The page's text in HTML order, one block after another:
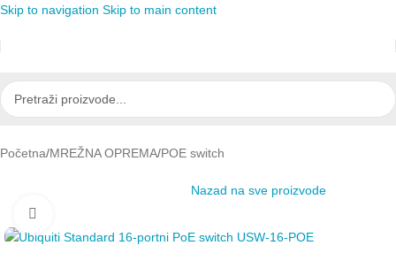
Skip to navigation Skip to main content
Početna/MREŽNA OPREMA/POE switch
Nazad na sve proizvode